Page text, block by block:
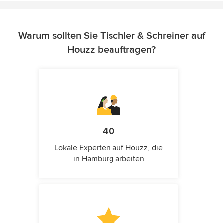
Warum sollten Sie Tischler & Schreiner auf
Houzz beauftragen?
40
Lokale Experten auf Houzz, die
in Hamburg arbeiten